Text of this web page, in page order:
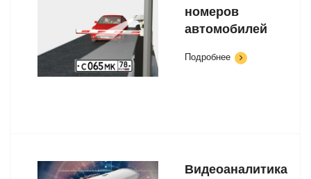
номеров
автомобилей
Подробнее
Видеоаналитика